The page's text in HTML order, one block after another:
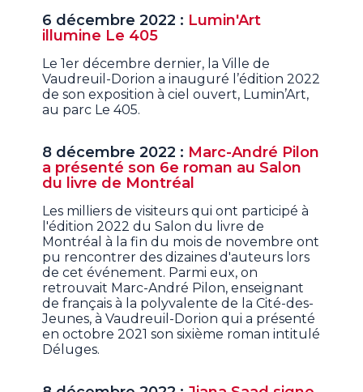
6 décembre 2022 : Lumin'Art
illumine Le 405
Le 1er décembre dernier, la Ville de
Vaudreuil-Dorion a inauguré l’édition 2022
de son exposition à ciel ouvert, Lumin’Art,
au parc Le 405.
8 décembre 2022 : Marc-André Pilon
a présenté son 6e roman au Salon
du livre de Montréal
Les milliers de visiteurs qui ont participé à
l'édition 2022 du Salon du livre de
Montréal à la fin du mois de novembre ont
pu rencontrer des dizaines d'auteurs lors
de cet événement. Parmi eux, on
retrouvait Marc-André Pilon, enseignant
de français à la polyvalente de la Cité-des-
Jeunes, à Vaudreuil-Dorion qui a présenté
en octobre 2021 son sixième roman intitulé
Déluges.